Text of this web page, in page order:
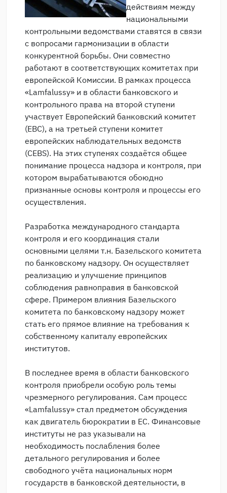
действиям между
национальными
контрольными ведомствами ставятся в связи
с вопросами гармонизации в области
конкурентной борьбы. Они совместно
работают в соответствующих комитетах при
европейской Комиссии. В рамках процесса
«Lamfalussy» и в области банковского и
контрольного права на второй ступени
участвует Европейский банковский комитет
(EBC), а на третьей ступени комитет
европейских наблюдательных ведомств
(CEBS). На этих ступенях создаётся общее
понимание процесса надзора и контроля, при
котором вырабатываются обоюдно
признанные основы контроля и процессы его
осуществления.
Разработка международного стандарта
контроля и его координация стали
основными целями т.н. Базельского комитета
по банковскому надзору. Он осуществляет
реализацию и улучшение принципов
соблюдения равноправия в банковской
сфере. Примером влияния Базельского
комитета по банковскому надзору может
стать его прямое влияние на требования к
собственному капиталу европейских
институтов.
В последнее время в области банковского
контроля приобрели особую роль темы
чрезмерного регулирования. Сам процесс
«Lamfalussy» стал предметом обсуждения
как двигатель бюрократии в ЕС. Финансовые
институты не раз указывали на
необходимость послабления более
детального регулирования и более
свободного учёта национальных норм
государств в банковской деятельности, в